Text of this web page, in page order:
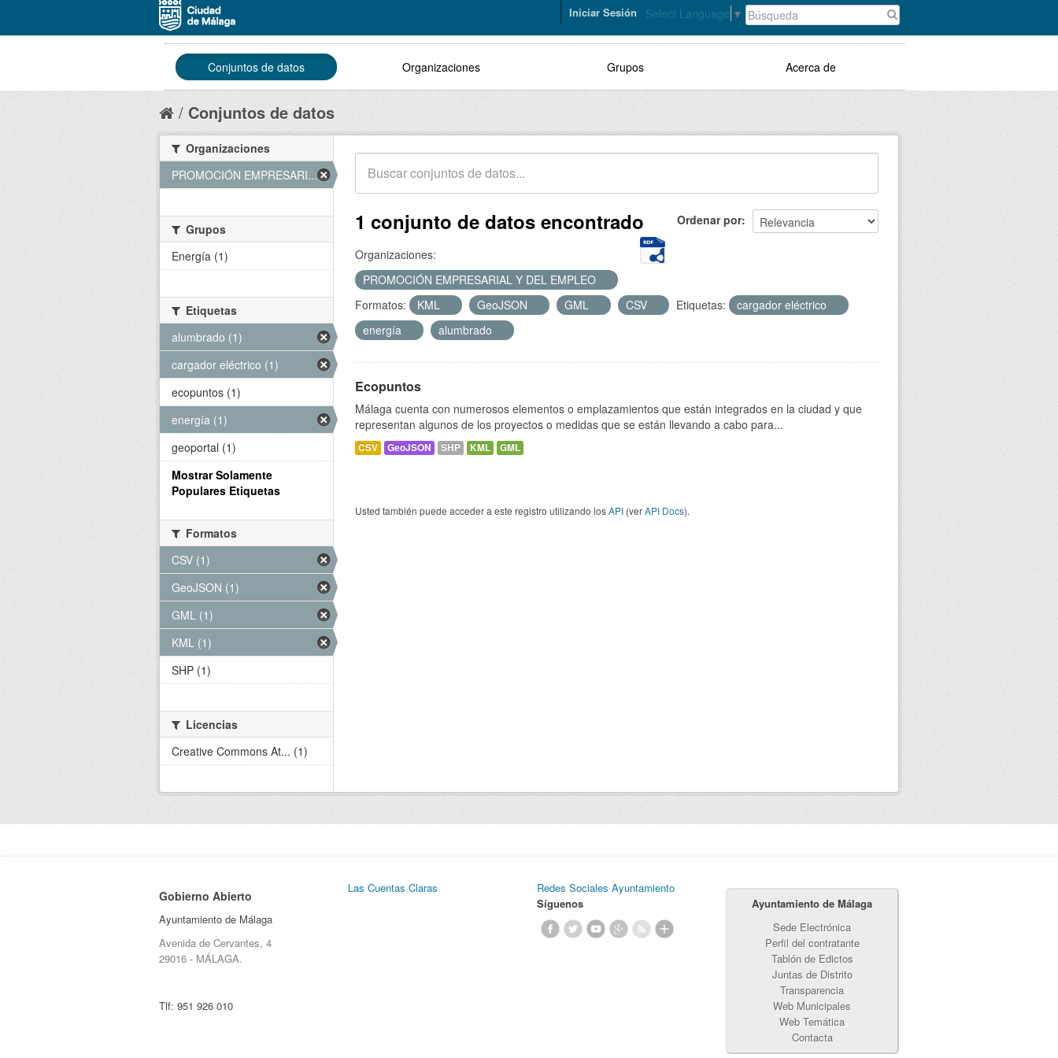
Select Language ▼
Iniciar Sesión
Conjuntos de datos Organizaciones Grupos Acerca de
Conjuntos de datos
Ordenar por
1 conjunto de datos encontrado
Organizaciones:
PROMOCIÓN EMPRESARIAL Y DEL EMPLEO
Formatos:
KML GeoJSON GML CSV Etiquetas:
cargador eléctrico
energía
alumbrado
Ecopuntos
Málaga cuenta con numerosos elementos o emplazamientos que están integrados en la ciudad y que
representan algunos de los proyectos o medidas que se están llevando a cabo para...
CSV GeoJSON SHP KML GML
Usted también puede acceder a este registro utilizando losAPI (verAPI Docs).
Organizaciones
PROMOCIÓN EMPRESARI... (1)
Grupos
Energía (1)
Etiquetas
alumbrado (1)
cargador eléctrico (1)
ecopuntos (1)
energía (1)
geoportal (1)
Mostrar Solamente
Populares Etiquetas
Formatos
CSV (1)
GeoJSON (1)
GML (1)
KML (1)
SHP (1)
Licencias
Creative Commons At... (1)
Gobierno Abierto
Ayuntamiento de Málaga
Avenida de Cervantes, 4
29016 - MÁLAGA.
Tlf: 951 926 010
Las Cuentas Claras
Redes Sociales Ayuntamiento
Síguenos
Ayuntamiento de Málaga
Sede Electrónica
Perfil del contratante
Tablón de Edictos
Juntas de Distrito
Transparencia
Web Municipales
Web Temática
Contacta